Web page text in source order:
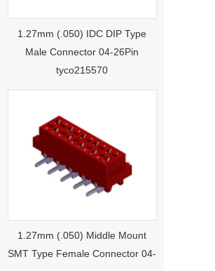
Male Connector 04-26Pin
tyco215570
SMT Type Female Connector 04-
26Pin Tyco 188275